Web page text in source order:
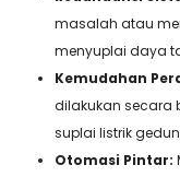
masalah atau
menyuplai daya
Kemudahan
dilakukan secara
suplai listrik
Otomasi Pintar: